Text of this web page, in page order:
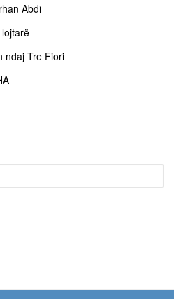
Abdi
ndaj Tre Fiori